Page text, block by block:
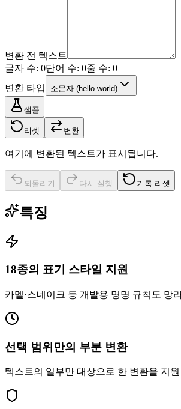
변환 전 텍스트
글자 수: 0단어 수: 0줄 수: 0
변환 타입
소문자 (hello world)
샘플
리셋 변환
여기에 변환된 텍스트가 표시됩니다.
되돌리기 다시 실행 기록 리셋
특징
18종의 표기 스타일 지원
카멜·스네이크 등 개발용 명명 규칙도 망
선택 범위만의 부분 변환
텍스트의 일부만 대상으로 한 변환을 지원